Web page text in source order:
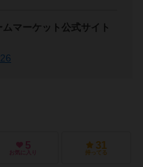
マーケット公式サイト
5
お気に入り
31
持ってる